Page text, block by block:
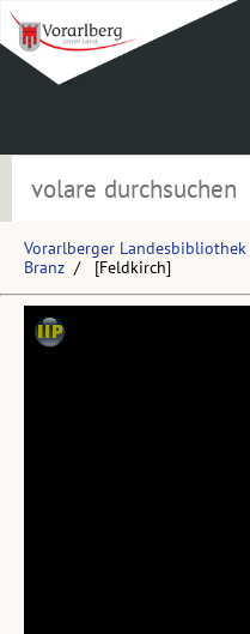
Vorarlberger Landesbibliothek
Branz
[Feldkirch]